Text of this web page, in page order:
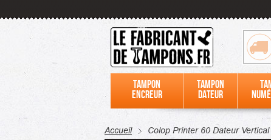
Tampon
encreur
Tampon
dateur
Accueil Colop Printer 60 Dateur